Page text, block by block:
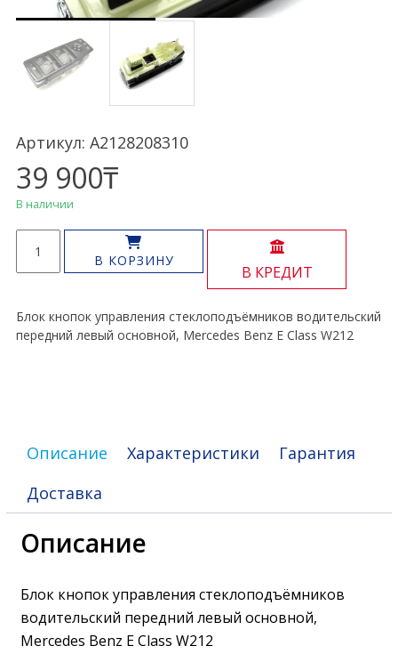
Артикул: A2128208310
39 900₸
В наличии
товара
Блок
стеклоподъёмников
E
В КОРЗИНУ
В КРЕДИТ
Блок кнопок управления стеклоподъёмников водительский
передний левый основной, Mercedes Benz E Class W212
Описание Характеристики
Гарантия
Доставка
Описание
Блок кнопок управления стеклоподъёмников
водительский передний левый основной,
Mercedes Benz E Class W212